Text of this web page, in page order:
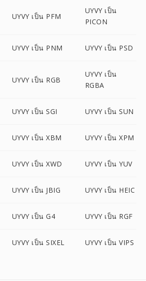
UYVY เป็น PFM
UYVY เป็น
PICON
UYVY เป็น PNM UYVY เป็น PSD
UYVY เป็น RGB
UYVY เป็น
RGBA
UYVY เป็น SGI UYVY เป็น SUN
UYVY เป็น XBM UYVY เป็น XPM
UYVY เป็น XWD UYVY เป็น YUV
UYVY เป็น JBIG UYVY เป็น HEIC
UYVY เป็น G4 UYVY เป็น RGF
UYVY เป็น SIXEL UYVY เป็น VIPS